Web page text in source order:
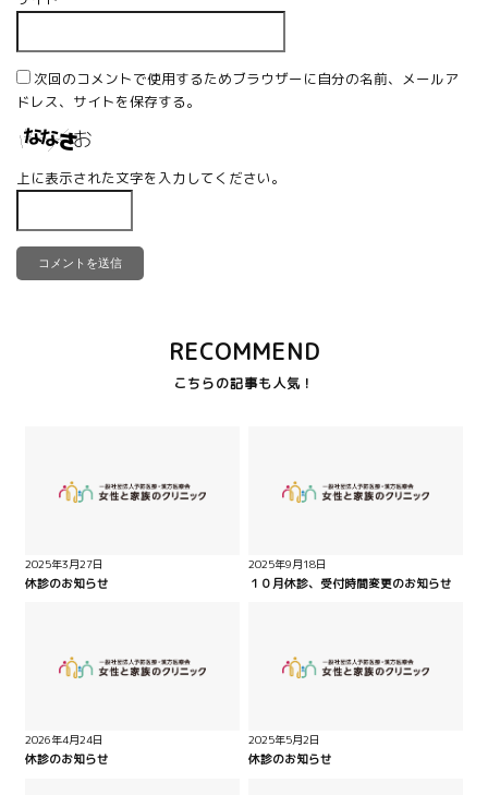
次回のコメントで使用するためブラウザーに自分の名前、メールア
ドレス、サイトを保存する。
上に表示された文字を入力してください。
RECOMMEND
2025年3月27日
休診のお知らせ
2025年9月18日
１０月休診、受付時間変更のお知らせ
2026年4月24日
休診のお知らせ
2025年5月2日
休診のお知らせ